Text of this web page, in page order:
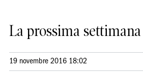
La prossima
19 novembre 2016 18:02